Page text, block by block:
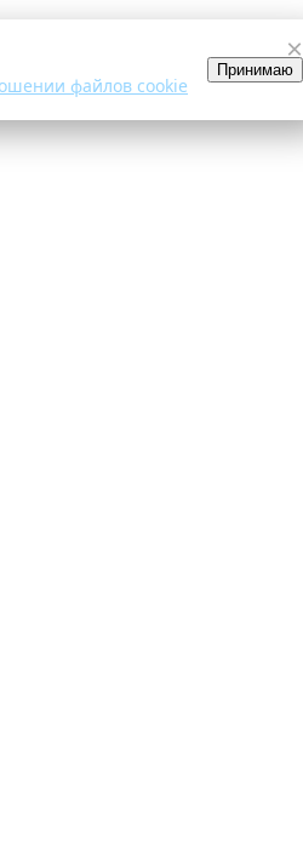
×
файлов cookie
Принимаю